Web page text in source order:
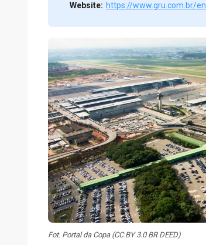
Website: https://www.gru.com.br/en
Fot. Portal da Copa (CC BY 3.0 BR DEED)